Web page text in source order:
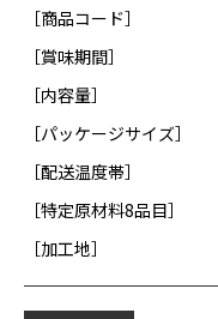
［商品コード］
［賞味期間］
［内容量］
［パッケージサイズ］
［配送温度帯］
［特定原材料8品目］
［加工地］